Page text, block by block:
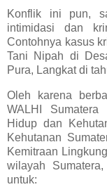
Konflik ini pun,
intimidasi dan
Contohnya kasus
Tani Nipah di
Pura, Langkat di
Oleh karena
WALHI Sumatera
Hidup dan
Kehutanan
Kemitraan
wilayah
untuk: